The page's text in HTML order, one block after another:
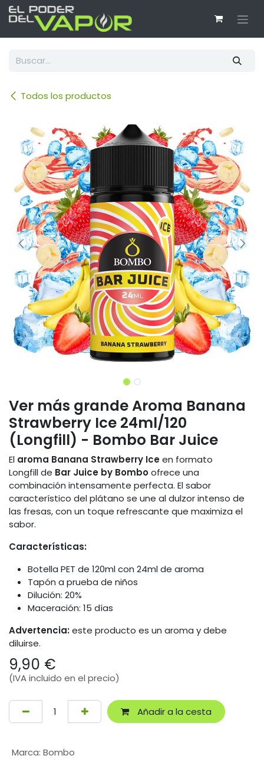
Ir al contenido
Todos los productos
Ver más grande Aroma Banana
Strawberry Ice 24ml/120
(Longfill) - Bombo Bar Juice
El aroma Banana Strawberry Iceen formato
Longfill de Bar Juice by Bomboofrece una
combinación intensamente perfecta. El sabor
característico del plátano se une al dulzor intenso de
las fresas, con un toque refrescante que maximiza el
sabor.
Características:
Botella PET de 120ml con 24ml de aroma
Tapón a prueba de niños
Dilución: 20%
Maceración: 15 días
Advertencia:este producto es un aroma y debe
diluirse.
9,90 €
(IVA incluido en el precio)
Añadir a la cesta
Marca: Bombo